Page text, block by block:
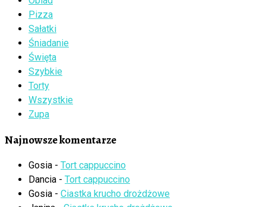
Pizza
Sałatki
Śniadanie
Święta
Szybkie
Torty
Wszystkie
Zupa
Najnowsze komentarze
Gosia - Tort cappuccino
Dancia - Tort cappuccino
Gosia - Ciastka krucho drożdżowe